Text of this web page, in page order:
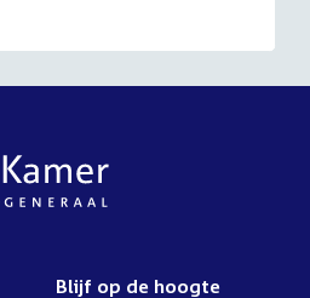
Blijf op de hoogte